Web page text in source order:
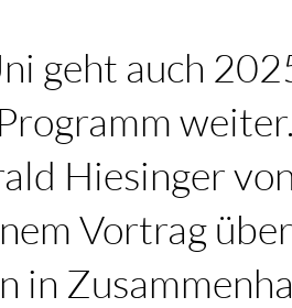
geht auch
Hiesinger
Vortrag über
in